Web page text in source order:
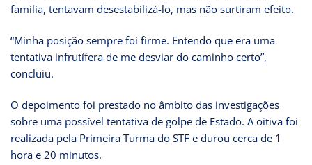
família, tentavam desestabilizá-lo, mas não surtiram efeito.
“Minha posição sempre foi firme. Entendo que era uma
tentativa infrutífera de me desviar do caminho certo”,
concluiu.
O depoimento foi prestado no âmbito das investigações
sobre uma possível tentativa de golpe de Estado. A oitiva foi
realizada pela Primeira Turma do STF e durou cerca de 1
hora e 20 minutos.